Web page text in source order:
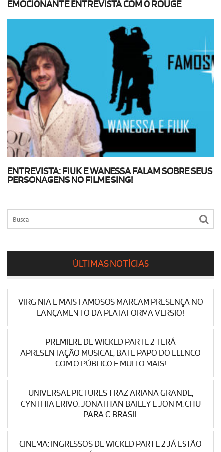
EMOCIONANTE ENTREVISTA COM O ROUGE
ENTREVISTA: FIUK E WANESSA FALAM SOBRE SEUS
PERSONAGENS NO FILME SING!
ÚLTIMAS NOTÍCIAS
VIRGINIA E MAIS FAMOSOS MARCAM PRESENÇA NO
LANÇAMENTO DA PLATAFORMA VERSIO!
PREMIERE DE WICKED PARTE 2 TERÁ
APRESENTAÇÃO MUSICAL, BATE PAPO DO ELENCO
COM O PÚBLICO E MUITO MAIS!
UNIVERSAL PICTURES TRAZ ARIANA GRANDE,
CYNTHIA ERIVO, JONATHAN BAILEY E JON M. CHU
PARA O BRASIL
CINEMA: INGRESSOS DE WICKED PARTE 2 JÁ ESTÃO